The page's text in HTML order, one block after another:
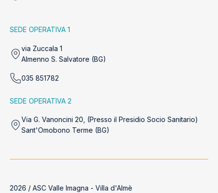
SEDE OPERATIVA 1
via Zuccala 1
Almenno S. Salvatore (BG)
035 851782
SEDE OPERATIVA 2
Via G. Vanoncini 20, (Presso il Presidio Socio Sanitario)
Sant'Omobono Terme (BG)
2026 / ASC Valle Imagna - Villa d'Almè